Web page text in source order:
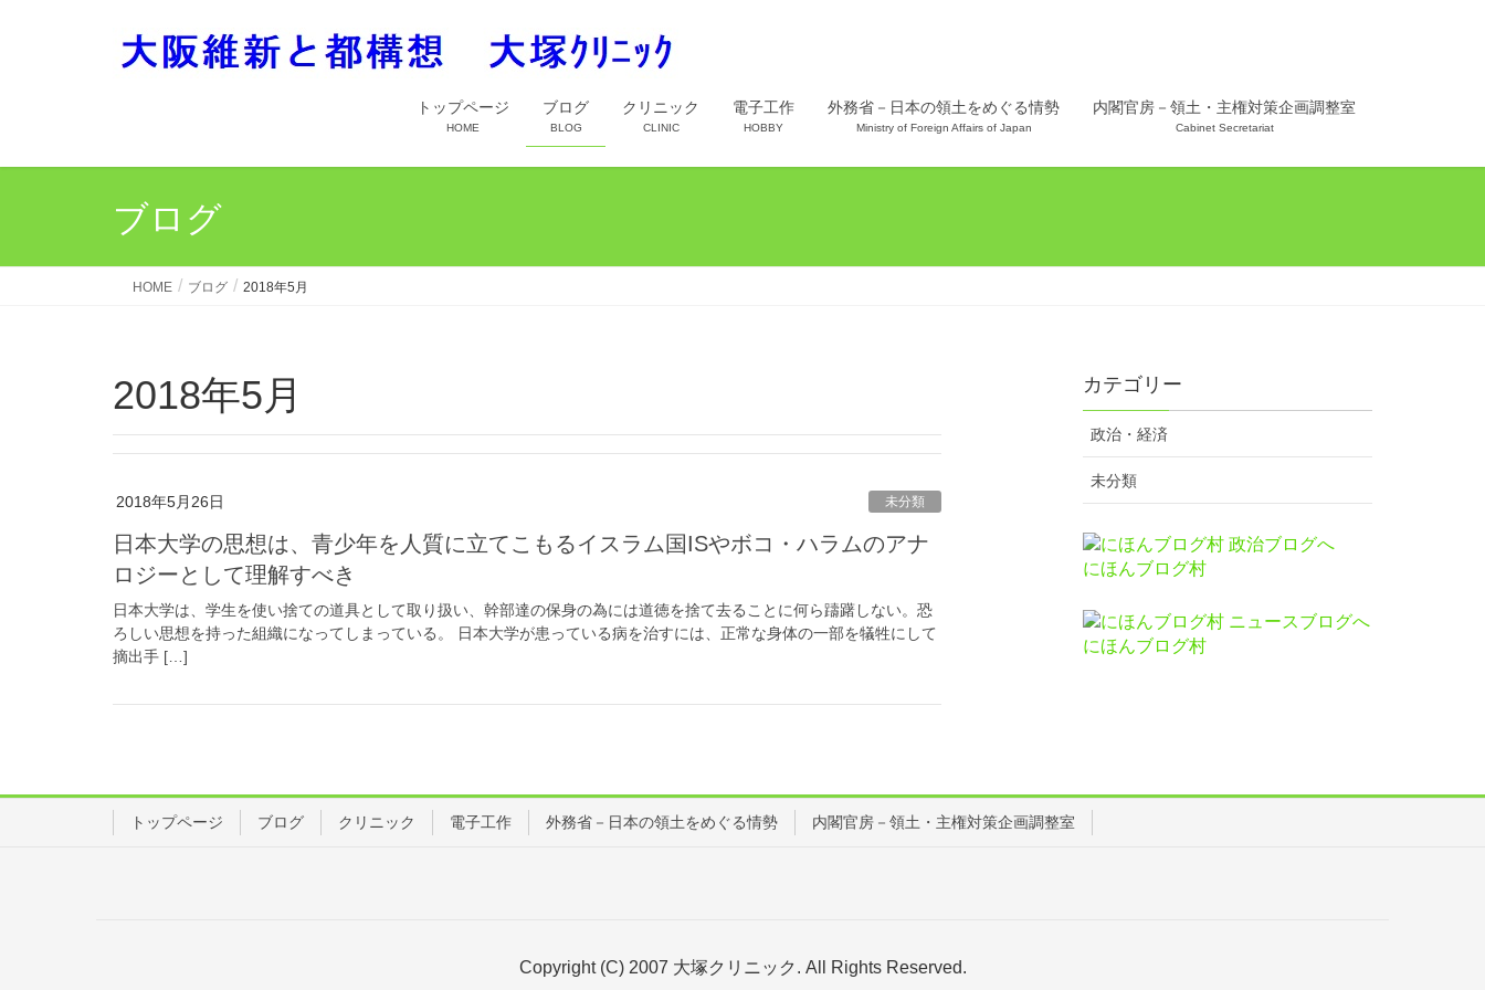
トップページ
HOME
ブログ
BLOG
クリニック
CLINIC
電子工作
HOBBY
外務省－日本の領土をめぐる情勢
Ministry of Foreign Affairs of Japan
内閣官房－領土・主権対策企画調整室
Cabinet Secretariat
ブログ
HOME ブログ 2018年5月
2018年5月
2018年5月26日 未分類
日本大学の思想は、青少年を人質に立てこもるイスラム国ISやボコ・ハラムのアナ
ロジーとして理解すべき
日本大学は、学生を使い捨ての道具として取り扱い、幹部達の保身の為には道徳を捨て去ることに何ら躊躇しない。恐
ろしい思想を持った組織になってしまっている。 日本大学が患っている病を治すには、正常な身体の一部を犠牲にして
摘出手 […]
カテゴリー
政治・経済
未分類
にほんブログ村
にほんブログ村
トップページ ブログ クリニック 電子工作 外務省－日本の領土をめぐる情勢 内閣官房－領土・主権対策企画調整室
Copyright (C) 2007 大塚クリニック. All Rights Reserved.